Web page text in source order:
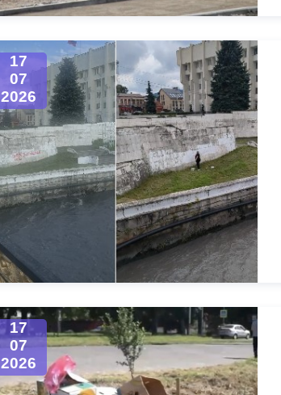
17
07
2026
17
07
2026